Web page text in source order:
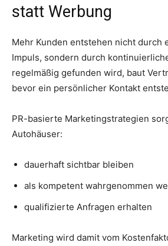
statt Werbung
Mehr Kunden entstehen nicht durch
Impuls, sondern durch
regelmäßig gefunden wird, baut
bevor ein persönlicher Kontakt
PR-basierte Marketingstrategien
Autohäuser:
dauerhaft sichtbar bleiben
als kompetent wahrgenommen
qualifizierte Anfragen erhalten
Marketing wird damit vom